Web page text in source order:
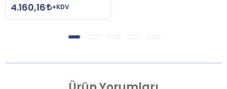
4.160,16
+KDV